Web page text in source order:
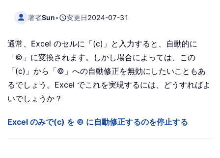
著者Sun• 変更日2024-07-31
通常、Excel のセルに「(c)」と入力すると、自動的に
「©」に変換されます。しかし場合によっては、この
「(c)」から「©」への自動修正を無効にしたいこともあ
るでしょう。Excel でこれを実現するには、どうすればよ
いでしょうか？
Excel のみで(c) を © に自動修正するのを停止する